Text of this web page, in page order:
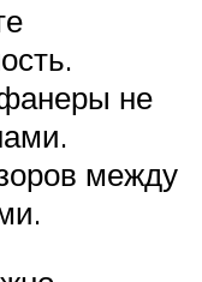
не
между